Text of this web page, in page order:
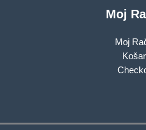
Moj
Moj